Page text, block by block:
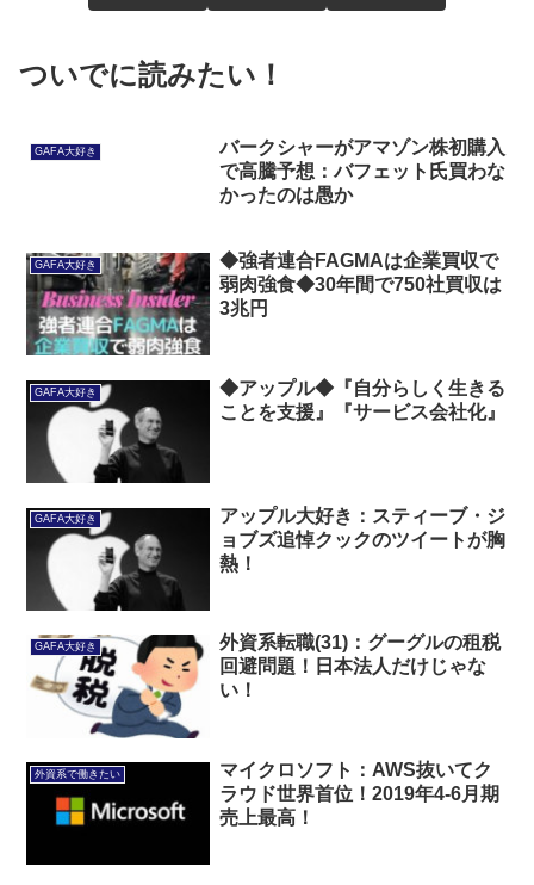
ついでに読みたい！
GAFA大好き
バークシャーがアマゾン株初購入
で高騰予想：バフェット氏買わな
かったのは愚か
GAFA大好き
◆強者連合FAGMAは企業買収で
弱肉強食◆30年間で750社買収は
3兆円
GAFA大好き
◆アップル◆『自分らしく生きる
ことを支援』『サービス会社化』
GAFA大好き
アップル大好き：スティーブ・ジ
ョブズ追悼クックのツイートが胸
熱！
GAFA大好き
外資系転職(31)：グーグルの租税
回避問題！日本法人だけじゃな
い！
外資系で働きたい
マイクロソフト：AWS抜いてク
ラウド世界首位！2019年4-6月期
売上最高！